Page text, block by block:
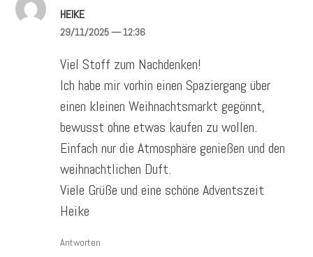
HEIKE
29/11/2025— 12:36
Viel Stoff zum Nachdenken!
Ich habe mir vorhin einen Spaziergang über
einen kleinen Weihnachtsmarkt gegönnt,
bewusst ohne etwas kaufen zu wollen.
Einfach nur die Atmosphäre genießen und den
weihnachtlichen Duft.
Viele Grüße und eine schöne Adventszeit
Heike
Antworten